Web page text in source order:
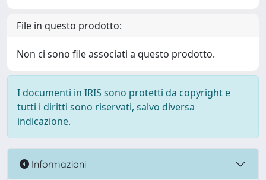
File in questo prodotto:
Non ci sono file associati a questo prodotto.
I documenti in IRIS sono protetti da copyright e
tutti i diritti sono riservati, salvo diversa
indicazione.
Informazioni